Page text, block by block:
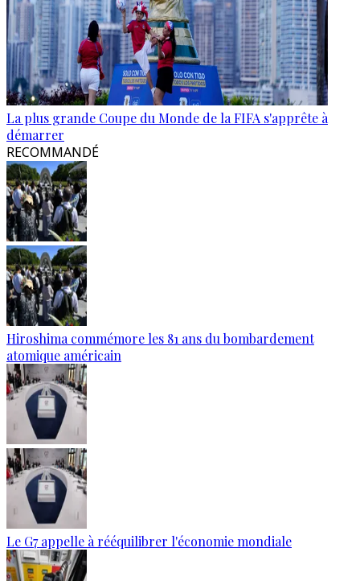
La plus grande Coupe du Monde de la FIFA s'apprête à
démarrer
RECOMMANDÉ
Hiroshima commémore les 81 ans du bombardement
atomique américain
Le G7 appelle à rééquilibrer l'économie mondiale